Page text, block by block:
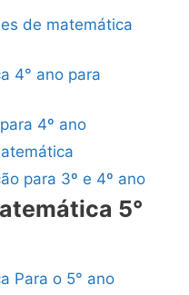
de matemática
4° ano para
4º ano
para 3º e 4º ano
5°
Para o 5° ano